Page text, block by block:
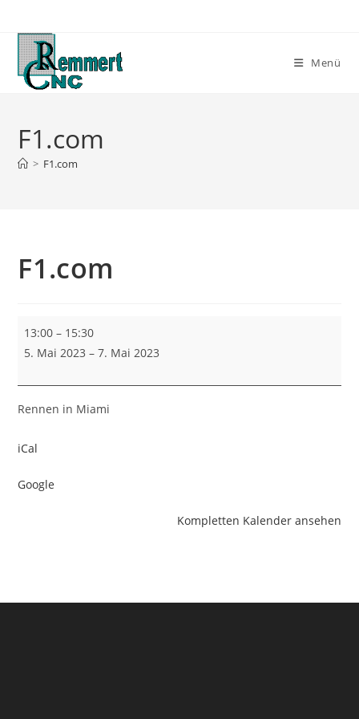
Inhalt
springen
Menü
F1.com
> F1.com
F1.com
F1.com
13:00 – 15:30
5. Mai 2023 –7. Mai 2023
Rennen in Miami
iCal
Google
Kompletten Kalender ansehen